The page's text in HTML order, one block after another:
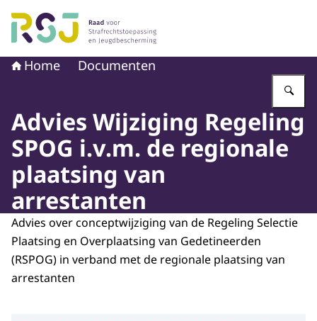
Naar de homepage van Raad voor
Home Documenten
Advies Wijziging Regeling
SPOG i.v.m. de regionale
plaatsing van
arrestanten
Advies over conceptwijziging van de Regeling Selectie
Plaatsing en Overplaatsing van Gedetineerden
(RSPOG) in verband met de regionale plaatsing van
arrestanten